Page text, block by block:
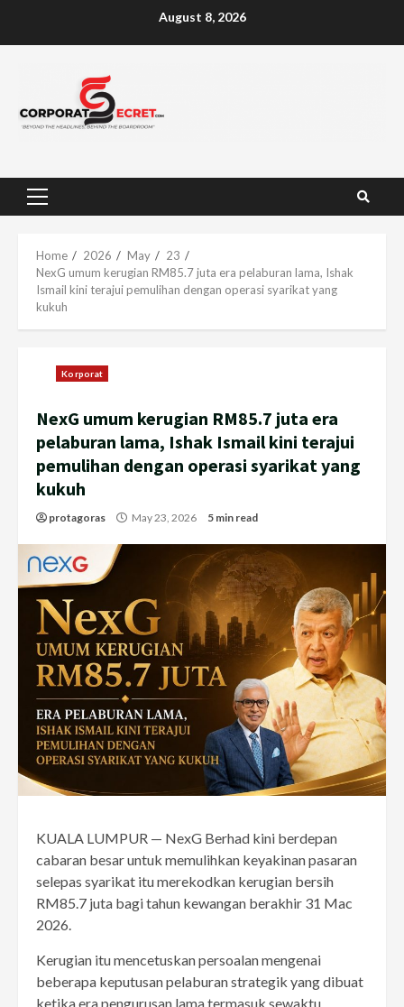
August 8, 2026
Primary
Home 2026 May
23
NexG umum kerugian RM85.7 juta era pelaburan lama, Ishak
Ismail kini terajui pemulihan dengan operasi syarikat yang
kukuh
Korporat
NexG umum kerugian RM85.7 juta era
pelaburan lama, Ishak Ismail kini terajui
pemulihan dengan operasi syarikat yang
kukuh
protagoras May 23, 2026 5 min read
KUALA LUMPUR — NexG Berhad kini berdepan
cabaran besar untuk memulihkan keyakinan pasaran
selepas syarikat itu merekodkan kerugian bersih
RM85.7 juta bagi tahun kewangan berakhir 31 Mac
2026.
Kerugian itu mencetuskan persoalan mengenai
beberapa keputusan pelaburan strategik yang dibuat
ketika era pengurusan lama termasuk sewaktu